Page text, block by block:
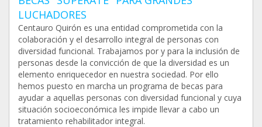
LUCHADORES
Centauro Quirón es una entidad comprometida con la
colaboración y el desarrollo integral de personas con
diversidad funcional. Trabajamos por y para la inclusión de
personas desde la convicción de que la diversidad es un
elemento enriquecedor en nuestra sociedad. Por ello
hemos puesto en marcha un programa de becas para
ayudar a aquellas personas con diversidad funcional y cuya
situación socioeconómica les impide llevar a cabo un
tratamiento rehabilitador integral.